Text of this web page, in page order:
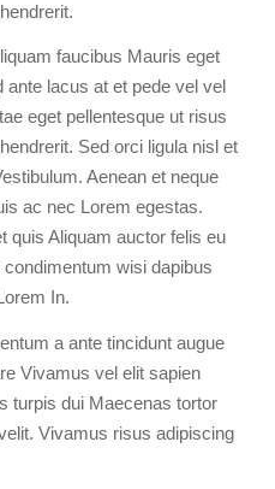
faucibus Mauris eget
lacus at et pede vel vel
eget pellentesque ut risus
Sed orci ligula nisl et
Aenean et neque
ac nec Lorem egestas.
quis Aliquam auctor felis eu
wisi dapibus
In.
a ante tincidunt augue
Vivamus vel elit sapien
turpis dui Maecenas tortor
Vivamus risus adipiscing